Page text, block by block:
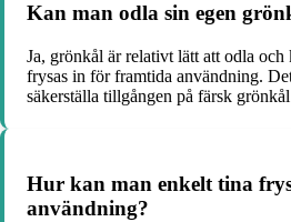
Kan man odla sin egen
Ja, grönkål är relativt lätt att odla och
frysas in för framtida användning.
säkerställa tillgången på färsk
Hur kan man enkelt tina
användning?